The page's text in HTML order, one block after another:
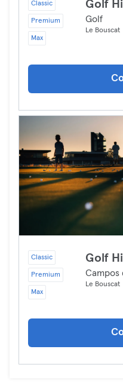
Classic
Premium
Max
Golf
Golf
Le Bouscat
Classic
Premium
Max
Golf
Campos
Le Bouscat